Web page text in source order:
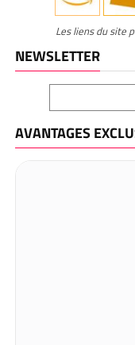
Les liens du site
NEWSLETTER
AVANTAGES